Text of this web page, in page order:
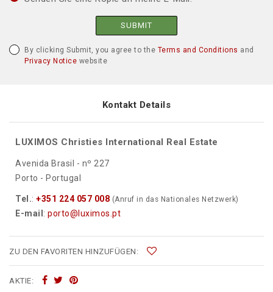
SUBMIT
By clicking Submit, you agree to the Terms and Conditions and
Privacy Notice website
Kontakt Details
LUXIMOS Christies International Real Estate
Avenida Brasil - nº 227
Porto - Portugal
Tel.: +351 224 057 008 (Anruf in das Nationales Netzwerk)
E-mail : porto@luximos.pt
ZU DEN FAVORITEN HINZUFÜGEN:
AKTIE: